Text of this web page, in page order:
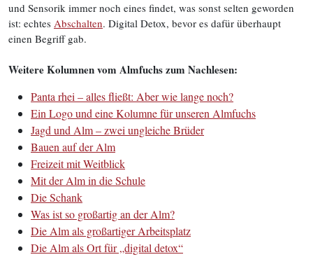
und Sensorik immer noch eines findet, was sonst selten geworden
ist: echtes Abschalten. Digital Detox, bevor es dafür überhaupt
einen Begriff gab.
Weitere Kolumnen vom Almfuchs zum Nachlesen:
Panta rhei – alles fließt: Aber wie lange noch?
Ein Logo und eine Kolumne für unseren Almfuchs
Jagd und Alm – zwei ungleiche Brüder
Bauen auf der Alm
Freizeit mit Weitblick
Mit der Alm in die Schule
Die Schank
Was ist so großartig an der Alm?
Die Alm als großartiger Arbeitsplatz
Die Alm als Ort für „digital detox“